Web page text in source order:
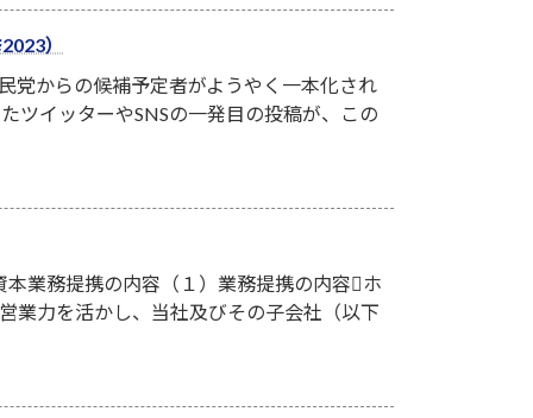
）
党からの候補予定者がようやく一本化され
ツイッターやSNSの一発目の投稿が、この
業務提携の内容（１）業務提携の内容ホ
業力を活かし、当社及びその子会社（以下